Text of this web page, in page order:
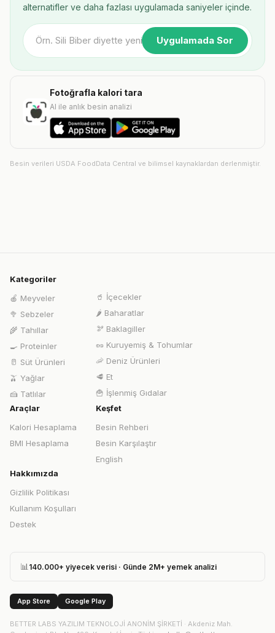
alternatifler ve daha fazlası uygulamada saniyeler içinde.
Uygulamada Sor
Fotoğrafla kalori tara
AI ile anlık besin analizi
Besin verileri USDA FoodData Central ve bilimsel kaynaklardan derlenmiştir.
Kategoriler
🍎 Meyveler
🥦 Sebzeler
🌾 Tahıllar
🍳 Proteinler
🥛 Süt Ürünleri
🫒 Yağlar
🍰 Tatlılar
🥤 İçecekler
🌶️ Baharatlar
🫘 Baklagiller
🥜 Kuruyemiş & Tohumlar
🦐 Deniz Ürünleri
🥩 Et
🍟 İşlenmiş Gıdalar
Araçlar
Kalori Hesaplama
BMI Hesaplama
Keşfet
Besin Rehberi
Besin Karşılaştır
English
Hakkımızda
Gizlilik Politikası
Kullanım Koşulları
Destek
📊 140.000+ yiyecek verisi · Günde 2M+ yemek analizi
App Store Google Play
BETTER LABS YAZILIM TEKNOLOJİ ANONİM ŞİRKETİ · Akdeniz Mah.